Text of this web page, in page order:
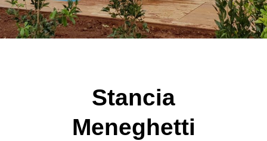
Stancia
Meneghetti